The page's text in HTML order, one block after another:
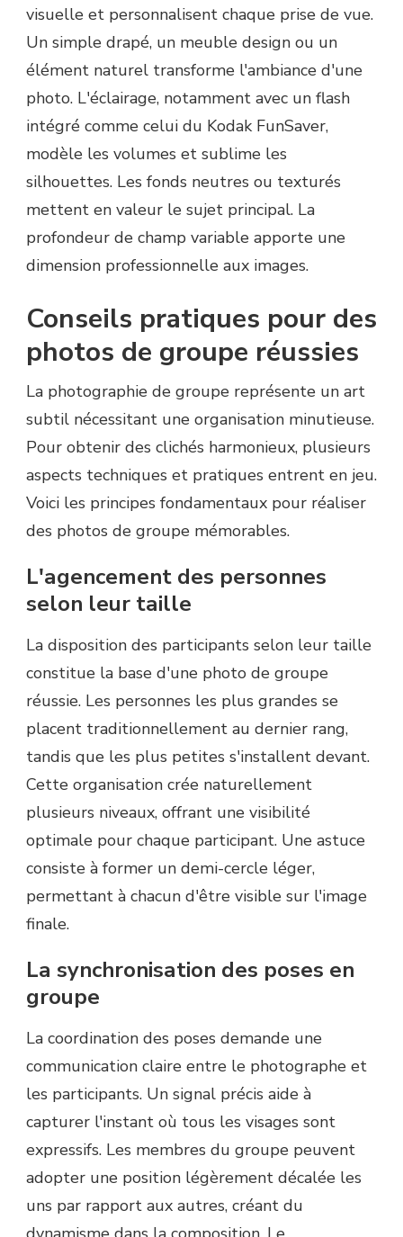
visuelle et personnalisent chaque prise de vue.
Un simple drapé, un meuble design ou un
élément naturel transforme l'ambiance d'une
photo. L'éclairage, notamment avec un flash
intégré comme celui du Kodak FunSaver,
modèle les volumes et sublime les
silhouettes. Les fonds neutres ou texturés
mettent en valeur le sujet principal. La
profondeur de champ variable apporte une
dimension professionnelle aux images.
Conseils pratiques pour des
photos de groupe réussies
La photographie de groupe représente un art
subtil nécessitant une organisation minutieuse.
Pour obtenir des clichés harmonieux, plusieurs
aspects techniques et pratiques entrent en jeu.
Voici les principes fondamentaux pour réaliser
des photos de groupe mémorables.
L'agencement des personnes
selon leur taille
La disposition des participants selon leur taille
constitue la base d'une photo de groupe
réussie. Les personnes les plus grandes se
placent traditionnellement au dernier rang,
tandis que les plus petites s'installent devant.
Cette organisation crée naturellement
plusieurs niveaux, offrant une visibilité
optimale pour chaque participant. Une astuce
consiste à former un demi-cercle léger,
permettant à chacun d'être visible sur l'image
finale.
La synchronisation des poses en
groupe
La coordination des poses demande une
communication claire entre le photographe et
les participants. Un signal précis aide à
capturer l'instant où tous les visages sont
expressifs. Les membres du groupe peuvent
adopter une position légèrement décalée les
uns par rapport aux autres, créant du